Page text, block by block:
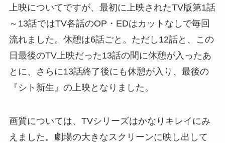
上映についてですが、最初に上映されたTV版第1話
～13話ではTV各話のOP・EDはカットなしで毎回
流れました。休憩は6話ごと。ただし12話と、この
日最後のTV上映だった13話の間に休憩が入ったあ
とに、さらに13話終了後にも休憩が入り、最後の
『シト新生』の上映となりました。
画質については、TVシリーズはかなりキレイにみ
えました。劇場の大きなスクリーンに映し出して